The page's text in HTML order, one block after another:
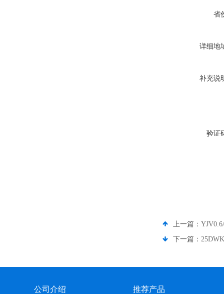
省
详细地
补充说
验证
上一篇：
下一篇：
公司介绍 推荐产品